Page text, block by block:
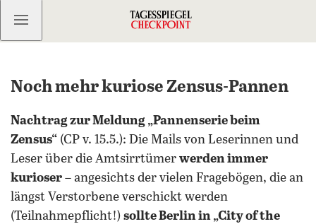
Kostenlos anmelden
Noch mehr kuriose Zensus-Pannen
Nachtrag zur Meldung „Pannenserie beim
Zensus“ (CP v. 15.5.): Die Mails von Leserinnen und
Leser über die Amtsirrtümer werden immer
kurioser – angesichts der vielen Fragebögen, die an
längst Verstorbene verschickt werden
(Teilnahmepflicht!) sollte Berlin in „City of the